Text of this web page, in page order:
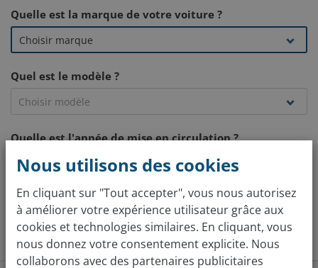
Quelle est la marque de votre voiture ?
Quel est le modèle ?
Quelle est l'année de mise en circulation ?
Évaluez gratuitement
Nous utilisons des cookies
En cliquant sur "Tout accepter", vous nous autorisez
à améliorer votre expérience utilisateur grâce aux
cookies et technologies similaires. En cliquant, vous
nous donnez votre consentement explicite. Nous
collaborons avec des partenaires publicitaires